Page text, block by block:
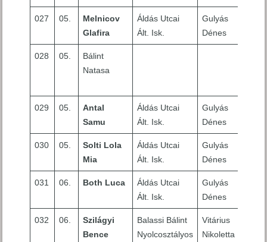
027 05.
Melnicov
Glafira
Áldás Utcai
Ált. Isk.
Gulyás
Dénes
028 05.
Bálint
Natasa
029 05.
Antal
Samu
Áldás Utcai
Ált. Isk.
Gulyás
Dénes
030 05.
Solti Lola
Mia
Áldás Utcai
Ált. Isk.
Gulyás
Dénes
031 06. Both Luca
Áldás Utcai
Ált. Isk.
Gulyás
Dénes
032 06.
Szilágyi
Bence
Balassi Bálint
Nyolcosztályos
Vitárius
Nikoletta